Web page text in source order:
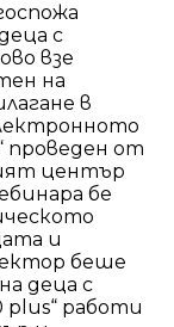
с
взе
на
в
проведен от
център
бе
и
беше
деца с
plus“ работи